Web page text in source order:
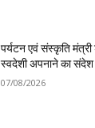
पर्यटन एवं संस्कृति
स्वदेशी अपनाने का संदेश
07/08/2026